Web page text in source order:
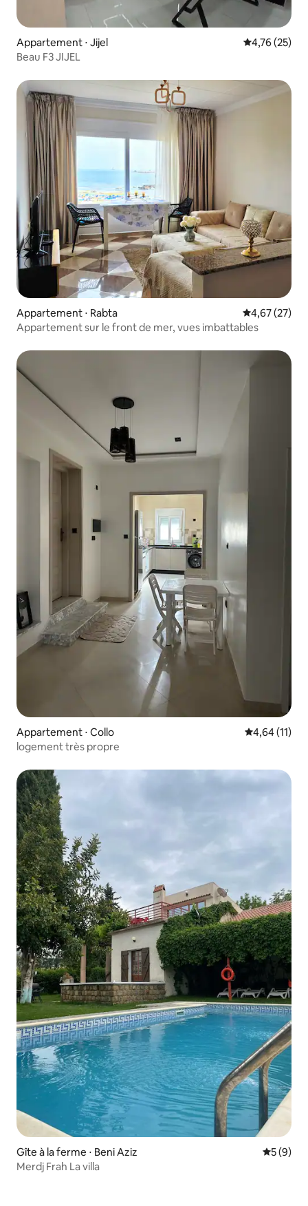
Appartement ⋅ Jijel Évaluation
4,76 (25)
Beau F3 JIJEL
Appartement ⋅ Rabta Évaluation
4,67 (27)
Appartement sur le front de mer, vues imbattables
Appartement ⋅ Collo Évaluation
4,64 (11)
logement très propre
Gîte à la ferme ⋅ Beni Aziz
5 (9)
Merdj Frah La villa